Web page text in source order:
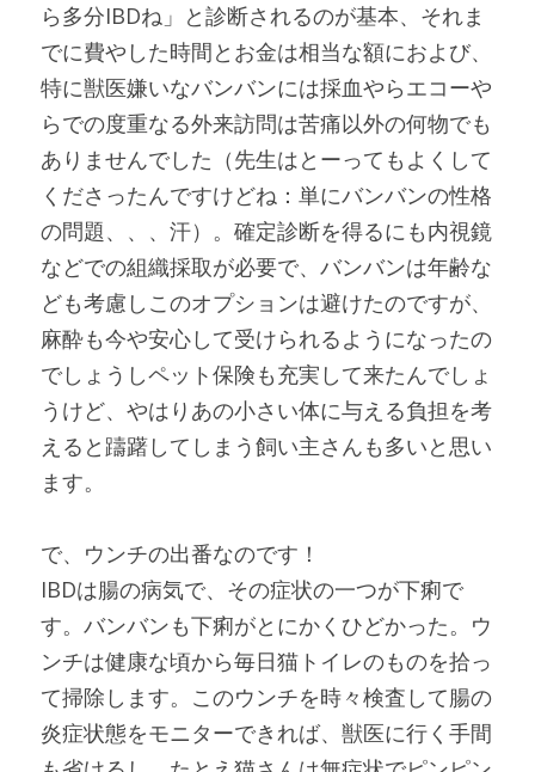
ら多分IBDね」と診断されるのが基本、それま
でに費やした時間とお金は相当な額におよび、
特に獣医嫌いなバンバンには採血やらエコーや
らでの度重なる外来訪問は苦痛以外の何物でも
ありませんでした（先生はとーってもよくして
くださったんですけどね：単にバンバンの性格
の問題、、、汗）。確定診断を得るにも内視鏡
などでの組織採取が必要で、バンバンは年齢な
ども考慮しこのオプションは避けたのですが、
麻酔も今や安心して受けられるようになったの
でしょうしペット保険も充実して来たんでしょ
うけど、やはりあの小さい体に与える負担を考
えると躊躇してしまう飼い主さんも多いと思い
ます。
で、ウンチの出番なのです！
IBDは腸の病気で、その症状の一つが下痢で
す。バンバンも下痢がとにかくひどかった。ウ
ンチは健康な頃から毎日猫トイレのものを拾っ
て掃除します。このウンチを時々検査して腸の
炎症状態をモニターできれば、獣医に行く手間